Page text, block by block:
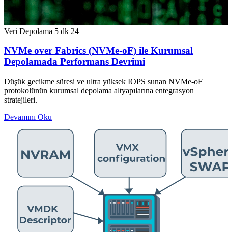
Veri Depolama 5 dk 24
NVMe over Fabrics (NVMe-oF) ile Kurumsal
Depolamada Performans Devrimi
Düşük gecikme süresi ve ultra yüksek IOPS sunan NVMe-oF
protokolünün kurumsal depolama altyapılarına entegrasyon
stratejileri.
Devamını Oku